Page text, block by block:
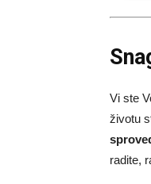
Vi ste
životu
radite,